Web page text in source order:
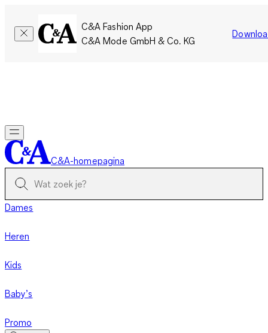
C&A Fashion App
C&A Mode GmbH & Co. KG
C&A-homepagina
Dames
Heren
Kids
Baby’s
Promo